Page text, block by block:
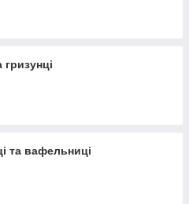
та вафельниці